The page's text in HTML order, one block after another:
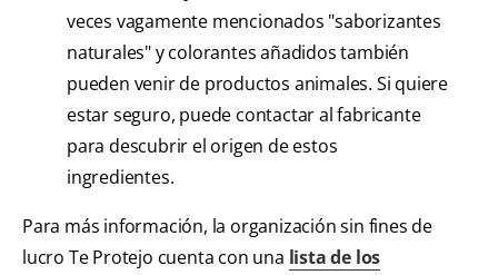
veces vagamente mencionados "saborizantes
naturales" y colorantes añadidos también
pueden venir de productos animales. Si quiere
estar seguro, puede contactar al fabricante
para descubrir el origen de estos
ingredientes.
Para más información, la organización sin fines de
lucro Te Protejo cuenta con una lista de los